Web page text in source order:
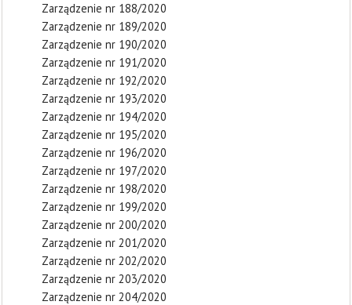
Zarządzenie nr 188/2020
Zarządzenie nr 189/2020
Zarządzenie nr 190/2020
Zarządzenie nr 191/2020
Zarządzenie nr 192/2020
Zarządzenie nr 193/2020
Zarządzenie nr 194/2020
Zarządzenie nr 195/2020
Zarządzenie nr 196/2020
Zarządzenie nr 197/2020
Zarządzenie nr 198/2020
Zarządzenie nr 199/2020
Zarządzenie nr 200/2020
Zarządzenie nr 201/2020
Zarządzenie nr 202/2020
Zarządzenie nr 203/2020
Zarządzenie nr 204/2020